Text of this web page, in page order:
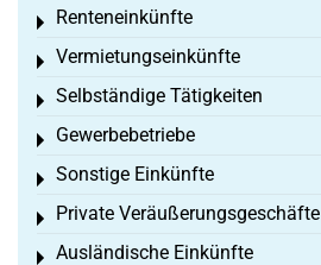
Renteneinkünfte
Toggle menu
Vermietungseinkünfte
Toggle menu
Selbständige Tätigkeiten
Toggle menu
Gewerbebetriebe
Toggle menu
Sonstige Einkünfte
Toggle menu
Private Veräußerungsgeschäfte
Toggle menu
Ausländische Einkünfte
Toggle menu